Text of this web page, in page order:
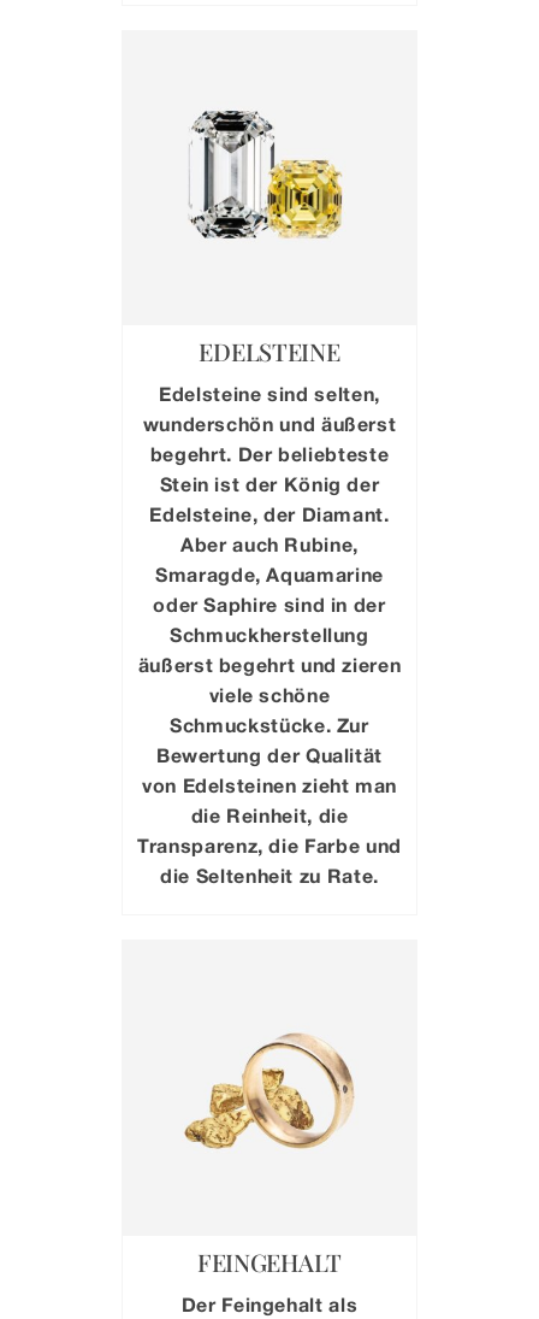
EDELSTEINE
Edelsteine sind selten,
wunderschön und äußerst
begehrt. Der beliebteste
Stein ist der König der
Edelsteine, der Diamant.
Aber auch Rubine,
Smaragde, Aquamarine
oder Saphire sind in der
Schmuckherstellung
äußerst begehrt und zieren
viele schöne
Schmuckstücke. Zur
Bewertung der Qualität
von Edelsteinen zieht man
die Reinheit, die
Transparenz, die Farbe und
die Seltenheit zu Rate.
FEINGEHALT
Der Feingehalt als